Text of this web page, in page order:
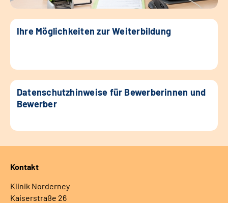
Ihre Möglichkeiten zur Weiterbildung
Datenschutzhinweise für Bewerberinnen und
Bewerber
Kontakt
Klinik Norderney
Kaiserstraße 26